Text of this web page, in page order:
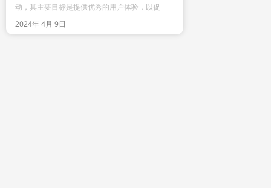
动，其主要目标是提供优秀的用户体验，以促
2024年 4月 9日